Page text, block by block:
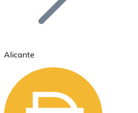
Alicante